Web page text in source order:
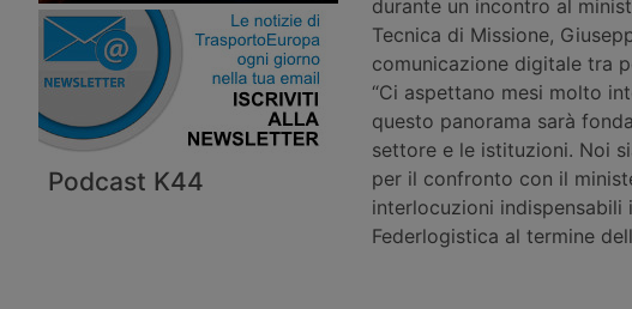
Podcast K44
durante un incontro al
Tecnica di Missione,
comunicazione digitale tra
“Ci aspettano mesi molto
questo panorama sarà
settore e le istituzioni. Noi
per il confronto con il
interlocuzioni indispensabili
Federlogistica al termine